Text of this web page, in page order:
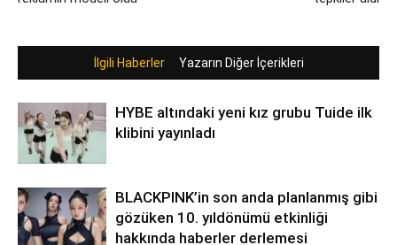
İlgili Haberler Yazarın Diğer İçerikleri
HYBE altındaki yeni kız grubu Tuide ilk
klibini yayınladı
BLACKPINK’in son anda planlanmış gibi
gözüken 10. yıldönümü etkinliği
hakkında haberler derlemesi